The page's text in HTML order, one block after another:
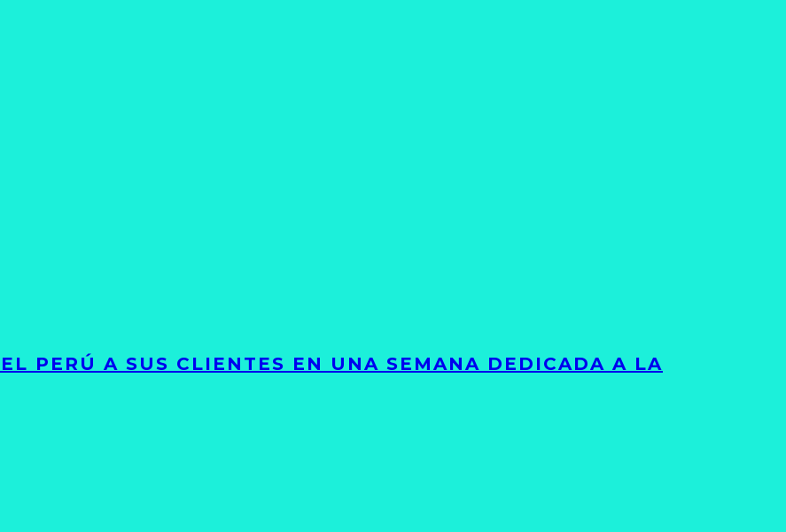
PERÚ A SUS CLIENTES EN UNA SEMANA DEDICADA A LA